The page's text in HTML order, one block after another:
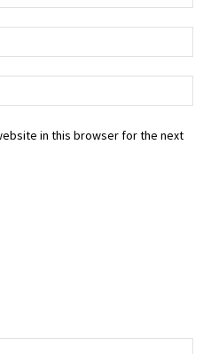
in this browser for the next